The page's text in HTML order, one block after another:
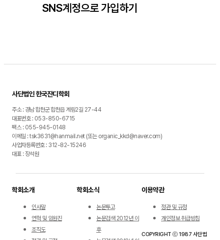
SNS계정으로 가입하기
사단법인 한국잔디학회
주소 : 경남 합천군 합천읍 계림2길 27-44
대표번호 : 053-850-6715
팩스 : 055-945-0148
이메일 : tsk3631@hanmail.net (또는 organic_kkd@naver.com)
사업자등록번호 : 312-82-15246
대표 : 장석원
학회소개
인사말
연혁 및 임원진
조직도
학회소식
논문투고
논문검색 2012년 이
후
이용약관
정관 및 규정
개인정보 취급방침
COPYRIGHT ⓒ 1987 사단법